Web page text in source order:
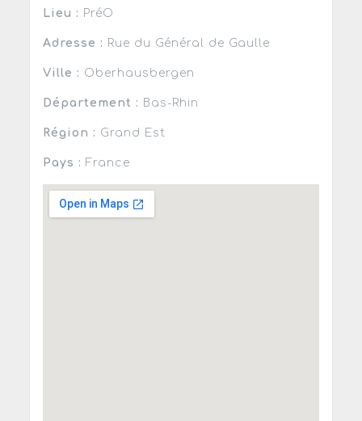
Lieu : PréO
Adresse : Rue du Général de Gaulle
Ville : Oberhausbergen
Département : Bas-Rhin
Région : Grand Est
Pays : France